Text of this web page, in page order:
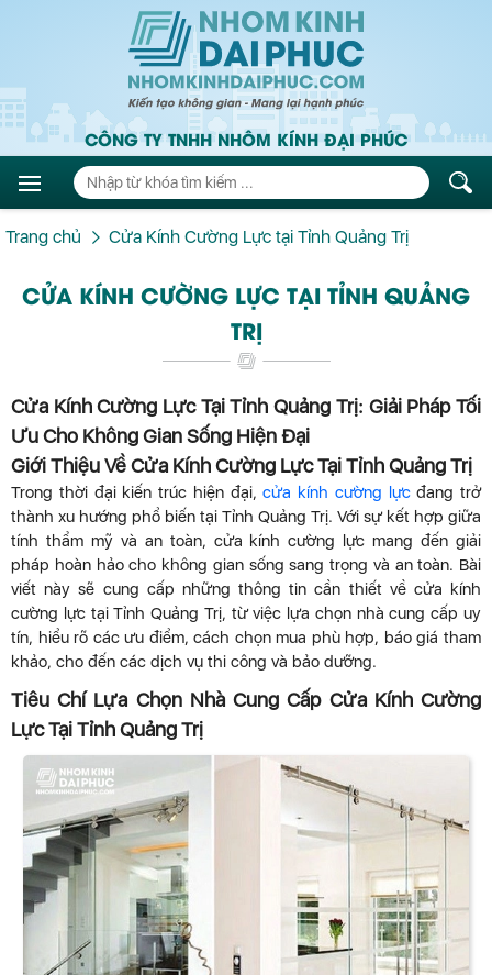
CÔNG TY TNHH NHÔM KÍNH ĐẠI PHÚC
Trang chủ Cửa Kính Cường Lực tại Tỉnh Quảng Trị
CỬA KÍNH CƯỜNG LỰC TẠI TỈNH QUẢNG
TRỊ
Cửa Kính Cường Lực Tại Tỉnh Quảng Trị: Giải Pháp Tối
Ưu Cho Không Gian Sống Hiện Đại
Giới Thiệu Về Cửa Kính Cường Lực Tại Tỉnh Quảng Trị
Trong thời đại kiến trúc hiện đại,cửa kính cường lựcđang trở
thành xu hướng phổ biến tại Tỉnh Quảng Trị. Với sự kết hợp giữa
tính thẩm mỹ và an toàn, cửa kính cường lực mang đến giải
pháp hoàn hảo cho không gian sống sang trọng và an toàn. Bài
viết này sẽ cung cấp những thông tin cần thiết về cửa kính
cường lực tại Tỉnh Quảng Trị, từ việc lựa chọn nhà cung cấp uy
tín, hiểu rõ các ưu điểm, cách chọn mua phù hợp, báo giá tham
khảo, cho đến các dịch vụ thi công và bảo dưỡng.
Tiêu Chí Lựa Chọn Nhà Cung Cấp Cửa Kính Cường
Lực Tại Tỉnh Quảng Trị